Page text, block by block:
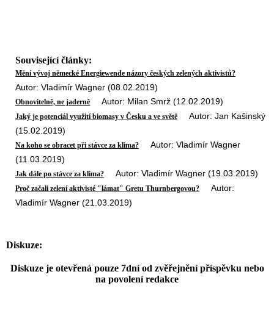
Související články:
Mění vývoj německé Energiewende názory českých zelených aktivistů?
Autor: Vladimír Wagner (08.02.2019)
Obnovitelně, ne jaderně Autor: Milan Smrž (12.02.2019)
Jaký je potenciál využití biomasy v Česku a ve světě Autor: Jan Kašinský
(15.02.2019)
Na koho se obracet při stávce za klima? Autor: Vladimír Wagner
(11.03.2019)
Jak dále po stávce za klima? Autor: Vladimír Wagner (19.03.2019)
Proč začali zelení aktivisté "lámat" Gretu Thurnbergovou? Autor:
Vladimír Wagner (21.03.2019)
Diskuze:
Diskuze je otevřená pouze 7dní od zvěřejnění příspěvku nebo
na povolení redakce